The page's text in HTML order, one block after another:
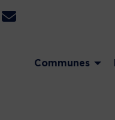
Communes